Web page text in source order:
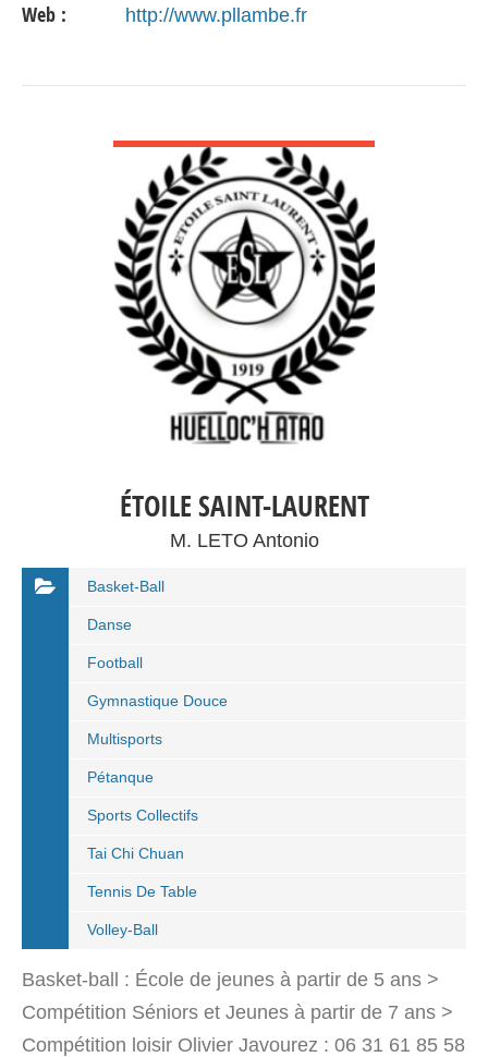
Web : http://www.pllambe.fr
ÉTOILE SAINT-LAURENT
M. LETO Antonio
Basket-Ball
Danse
Football
Gymnastique Douce
Multisports
Pétanque
Sports Collectifs
Tai Chi Chuan
Tennis De Table
Volley-Ball
Basket-ball : École de jeunes à partir de 5 ans >
Compétition Séniors et Jeunes à partir de 7 ans >
Compétition loisir Olivier Javourez : 06 31 61 85 58